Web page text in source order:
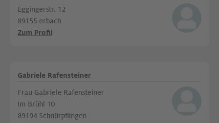
Eggingerstr. 12
89155 erbach
Zum Profil
Gabriele Rafensteiner
Frau Gabriele Rafensteiner
Im Brühl 10
89194 Schnürpflingen